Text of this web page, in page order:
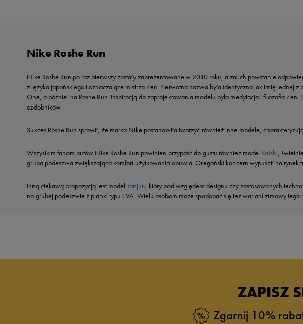
Nike Roshe Run
Nike Roshe Run po raz pierwszy zostały zaprezentowane w 2010 roku, a za ich powstanie
z języka japońskiego i oznaczające mistrza Zen. Pierwotna nazwa była identyczna jak imię jednej
One, a później na Roshe Run. Inspiracją do zaprojektowania modelu była medytacja i filozofia
ozdobników.
Sukces Roshe Run sprawił, że marka Nike postanowiła tworzyć również inne modele,
Wszystkim fanom butów Nike Roshe Run powinien przypaść do gustu również model Kaishi,
gruba podeszwa zwiększająca komfort użytkowania obuwia. Oregoński koncern wypuścił na rynek
Inną ciekawą propozycją jest model Tanjun, który pod względem designu czy zastosowanych
na grubej podeszwie z pianki typu EVA. Wielu osobom może spodobać się też wariant zimowy
ZAPISZ
Zgarnij 10%